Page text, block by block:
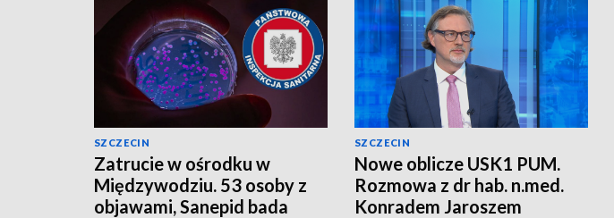
SZCZECIN
Zatrucie w ośrodku w
Międzywodziu. 53 osoby z
objawami, Sanepid bada
SZCZECIN
Nowe oblicze USK1 PUM.
Rozmowa z dr hab. n.med.
Konradem Jaroszem